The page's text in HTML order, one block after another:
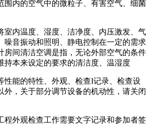
围内的空气中的微粒子、有害空气、细菌
内温度、湿度、洁净度、内压激发、气
噪音振动和照明、静电控制在一定的需求
房间清洁空调是指，无论外部空气的条件
持本来设定的要求的清洁度、温湿度
能的特性、外观、检查I记录、检查设
外，关于部分调节设备的机动性，请关闭
外观检查工作需要文字记录和参加者签